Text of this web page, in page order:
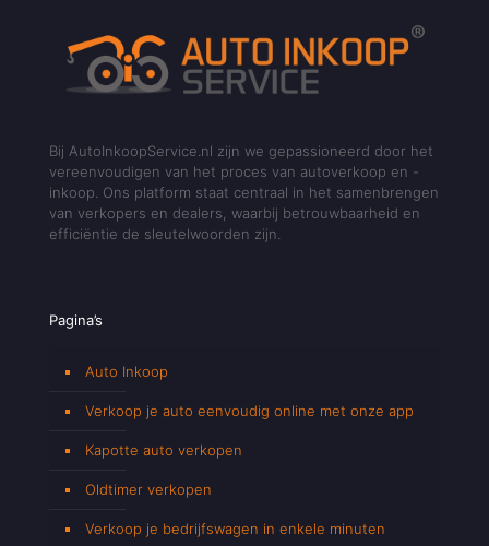
Bij AutoInkoopService.nl zijn we gepassioneerd door het
vereenvoudigen van het proces van autoverkoop en -
inkoop. Ons platform staat centraal in het samenbrengen
van verkopers en dealers, waarbij betrouwbaarheid en
efficiëntie de sleutelwoorden zijn.
Pagina’s
Auto Inkoop
Verkoop je auto eenvoudig online met onze app
Kapotte auto verkopen
Oldtimer verkopen
Verkoop je bedrijfswagen in enkele minuten